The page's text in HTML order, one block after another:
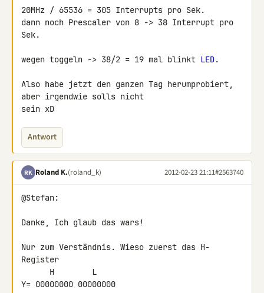
20MHz / 65536 = 305 Interrupts pro Sek.
dann noch Prescaler von 8 -> 38 Interrupt pro
Sek.
wegen toggeln -> 38/2 = 19 mal blinkt LED.
Also habe jetzt den ganzen Tag herumprobiert,
aber irgendwie solls nicht
sein xD
Antwort
RK Roland K.(roland_k) 2012-02-23 21:11#2563740
@Stefan:
Danke, Ich glaub das wars!
Nur zum Verständnis. Wieso zuerst das H-
Register
Y= 00000000 00000000